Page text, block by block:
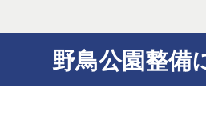
野鳥公園整備